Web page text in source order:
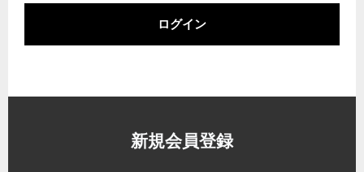
ログイン
新規会員登録